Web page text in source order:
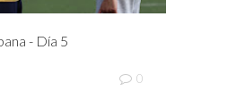
- Día 5
0